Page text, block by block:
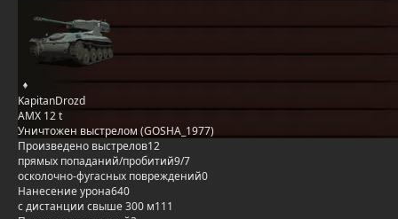
KapitanDrozd
AMX 12 t
Уничтожен выстрелом (GOSHA_1977)
Произведено выстрелов12
прямых попаданий/пробитий9/7
осколочно-фугасных повреждений0
Нанесение урона640
с дистанции свыше 300 м111